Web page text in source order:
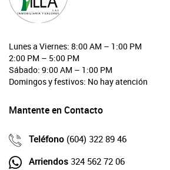
Lunes a Viernes: 8:00 AM – 1:00 PM
2:00 PM – 5:00 PM
Sábado: 9:00 AM – 1:00 PM
Domingos y festivos: No hay atención
Mantente en Contacto
Teléfono (604) 322 89 46
Arriendos 324 562 72 06